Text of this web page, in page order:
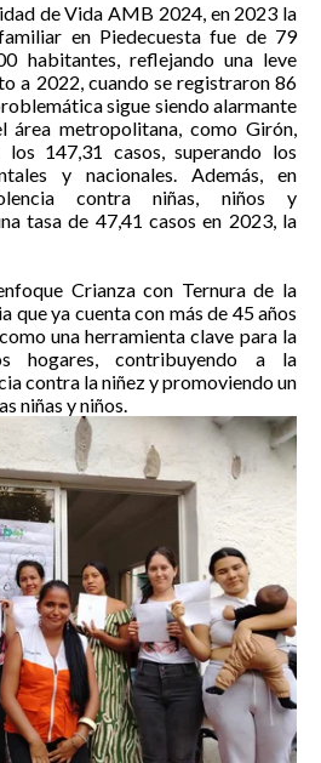
de Vida AMB 2024, en 2023 la
en Piedecuesta fue de 79
habitantes, reflejando una leve
a 2022, cuando se registraron 86
sigue siendo alarmante
área metropolitana, como Girón,
147,31 casos, superando los
y nacionales. Además, en
contra niñas, niños y
tasa de 47,41 casos en 2023, la
Crianza con Ternura de la
que ya cuenta con más de 45 años
una herramienta clave para la
hogares, contribuyendo a la
contra la niñez y promoviendo un
niñas y niños.